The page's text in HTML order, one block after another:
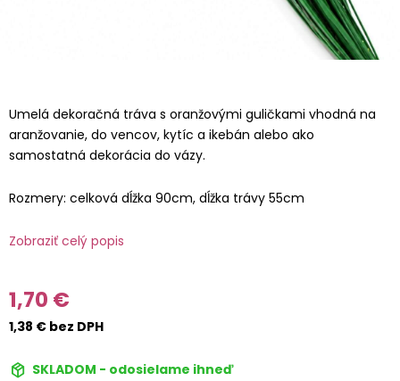
Umelá dekoračná tráva s oranžovými guličkami vhodná na
aranžovanie, do vencov, kytíc a ikebán alebo ako
samostatná dekorácia do vázy.
Rozmery: celková dĺžka 90cm, dĺžka trávy 55cm
Zobraziť celý popis
1,70 €
1,38 € bez DPH
SKLADOM - odosielame ihneď